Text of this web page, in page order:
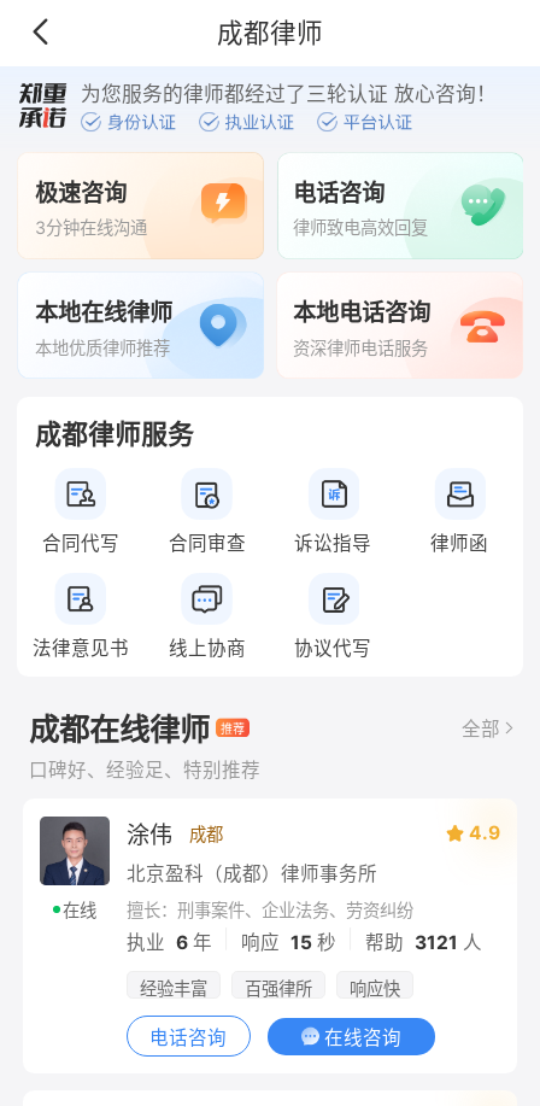
成都律师
为您服务的律师都经过了三轮认证 放心咨询！
极速咨询
3分钟在线沟通
电话咨询
律师致电高效回复
本地在线律师
本地优质律师推荐
本地电话咨询
资深律师电话服务
成都律师服务
合同代写 合同审查 诉讼指导 律师函
法律意见书 线上协商 协议代写
成都在线律师
全部
口碑好、经验足、特别推荐
在线
涂伟 成都
4.9
北京盈科（成都）律师事务所
擅长：刑事案件、企业法务、劳资纠纷
执业 6年 响应 15秒 帮助 3121 人
经验丰富 百强律所 响应快
电话咨询 在线咨询